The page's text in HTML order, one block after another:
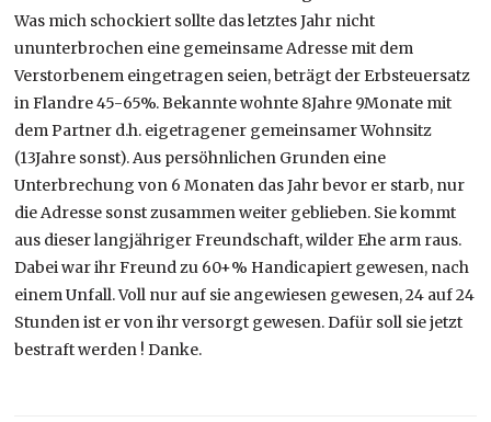
Was mich schockiert sollte das letztes Jahr nicht
ununterbrochen eine gemeinsame Adresse mit dem
Verstorbenem eingetragen seien, beträgt der Erbsteuersatz
in Flandre 45-65%. Bekannte wohnte 8Jahre 9Monate mit
dem Partner d.h. eigetragener gemeinsamer Wohnsitz
(13Jahre sonst). Aus persöhnlichen Grunden eine
Unterbrechung von 6 Monaten das Jahr bevor er starb, nur
die Adresse sonst zusammen weiter geblieben. Sie kommt
aus dieser langjähriger Freundschaft, wilder Ehe arm raus.
Dabei war ihr Freund zu 60+% Handicapiert gewesen, nach
einem Unfall. Voll nur auf sie angewiesen gewesen, 24 auf 24
Stunden ist er von ihr versorgt gewesen. Dafür soll sie jetzt
bestraft werden ! Danke.